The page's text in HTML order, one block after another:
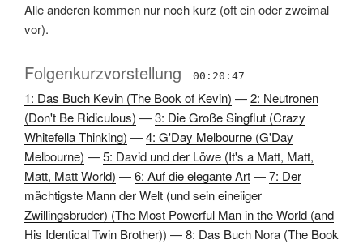
Alle anderen kommen nur noch kurz (oft ein oder zweimal
vor).
Folgenkurzvorstellung 00:20:47
1: Das Buch Kevin (The Book of Kevin) —2: Neutronen
(Don't Be Ridiculous) —3: Die Große Singflut (Crazy
Whitefella Thinking) —4: G'Day Melbourne (G'Day
Melbourne) —5: David und der Löwe (It's a Matt, Matt,
Matt, Matt World) —6: Auf die elegante Art—7: Der
mächtigste Mann der Welt (und sein eineiiger
Zwillingsbruder) (The Most Powerful Man in the World (and
His Identical Twin Brother)) —8: Das Buch Nora (The Book